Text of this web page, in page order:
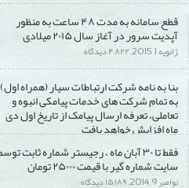
در
سامانه
فعال
گردید
نمودن
اپراتور
۱۰۰۰
و
اپراتور
۰۲۱
(
از
بلک
قطع سامانه به مدت ۴۸ ساعت به منظور
در آغاز سال ۲۰۱۵ میلادی
۴,۸۲۲ دیدگاه
برای
قطع
سامانه
به
مدت
۴۸
ساعت
به
نامه شرکت ارتباطات سیار (همراه اول)
شرکت های خدمات پیامکی انبوه و
تعرفه ارسال پیامک از تاریخ اول دی
خواهد یافت
بنا
به
فقط تا ۳۰ آبان ماه ، رجیستر شماره ثابت توسط
گیر با قیمت ۲۵۰۰۰ تومان
۱۵,۱۸۹ دیدگاه
برای